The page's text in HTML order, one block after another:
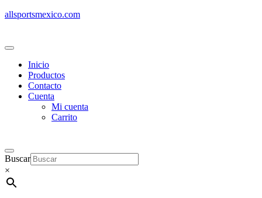
allsportsmexico.com
Inicio
Productos
Contacto
Cuenta
Mi cuenta
Carrito
Buscar
×